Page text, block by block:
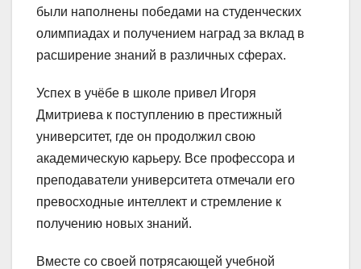
были наполнены победами на студенческих
олимпиадах и получением наград за вклад в
расширение знаний в различных сферах.
Успех в учёбе в школе привел Игоря
Дмитриева к поступлению в престижный
университет, где он продолжил свою
академическую карьеру. Все профессора и
преподаватели университета отмечали его
превосходные интеллект и стремление к
получению новых знаний.
Вместе со своей потрясающей учебной